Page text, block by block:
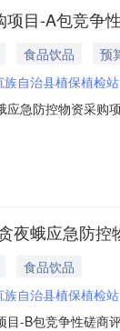
目-A包竞争
食品饮品
预
族自治县植保植检站
急防控物资采
1.494发布日期
夜蛾应急防
食品饮品
族自治县植保植检站
-B包竞争性磋商